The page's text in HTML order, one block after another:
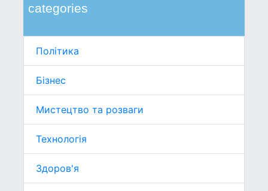
categories
Політика
Бізнес
Мистецтво та розваги
Технологія
Здоров'я